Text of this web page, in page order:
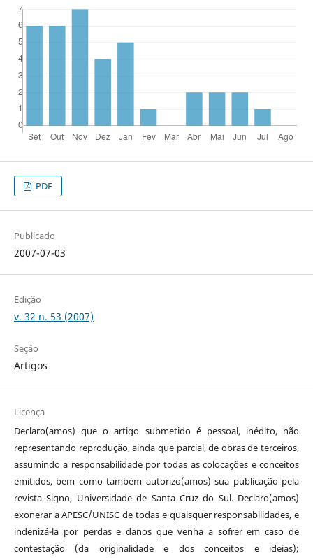
PDF
Publicado
2007-07-03
Edição
v. 32 n. 53 (2007)
Seção
Artigos
Licença
Declaro(amos) que o artigo submetido é pessoal, inédito, não
representando reprodução, ainda que parcial, de obras de terceiros,
assumindo a responsabilidade por todas as colocações e conceitos
emitidos, bem como também autorizo(amos) sua publicação pela
revista Signo, Universidade de Santa Cruz do Sul. Declaro(amos)
exonerar a APESC/UNISC de todas e quaisquer responsabilidades, e
indenizá-la por perdas e danos que venha a sofrer em caso de
contestação (da originalidade e dos conceitos e ideias);